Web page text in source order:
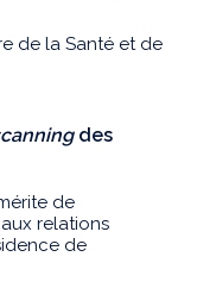
de la Santé et de
des
de
relations
de